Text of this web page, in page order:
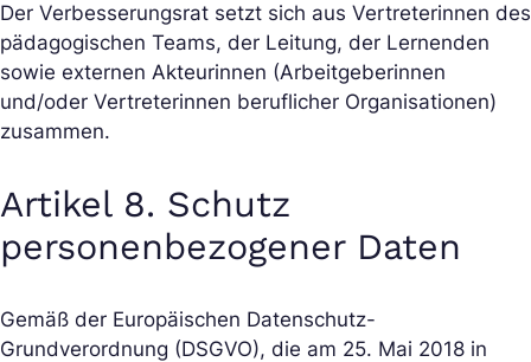
Der Verbesserungsrat setzt sich aus Vertreterinnen des
pädagogischen Teams, der Leitung, der Lernenden
sowie externen Akteurinnen (Arbeitgeberinnen
und/oder Vertreterinnen beruflicher Organisationen)
zusammen.
Artikel 8. Schutz
personenbezogener Daten
Gemäß der Europäischen Datenschutz-
Grundverordnung (DSGVO), die am 25. Mai 2018 in